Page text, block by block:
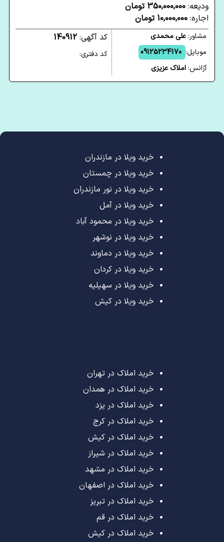
ودیعه: 350,000,000 تومان
اجاره: 10,000,000 تومان
مشاور:علی محمدی
موبایل: 09125234170
آژانس:املاک عزیزی
کد آگهی: 140912
کد دفتری:
خرید ویلا در مازندران
خرید ویلا در چمستان
خرید ویلا در نور مازندران
خرید ویلا در آمل
خرید ویلا در محمود آباد
خرید ویلا در نوشهر
خرید ویلا در دماوند
خرید ویلا در کردان
خرید ویلا در سهیلیه
خرید ویلا در کیش
خرید املاک در تهران
خرید املاک در همدان
خرید املاک در یزد
خرید املاک در کرج
خرید املاک در کیش
خرید املاک در شیراز
خرید املاک در مشهد
خرید املاک در اصفهان
خرید املاک در تبریز
خرید املاک در قم
خرید املاک در کیش